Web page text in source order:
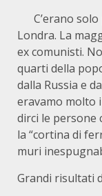
C’erano solo
Londra. La
ex comunisti.
quarti della
dalla Russia e
eravamo molto
dirci le persone
la “cortina di
muri
Grandi risultati